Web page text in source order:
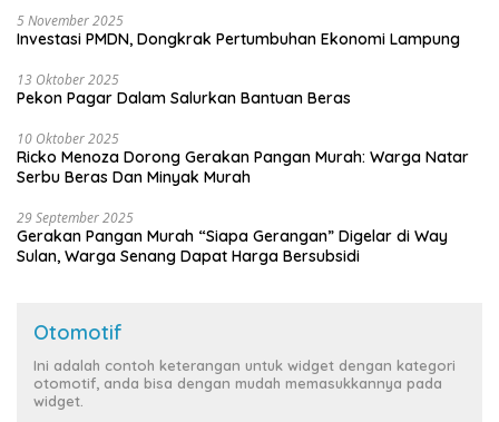
5 November 2025
Investasi PMDN, Dongkrak Pertumbuhan Ekonomi Lampung
13 Oktober 2025
Pekon Pagar Dalam Salurkan Bantuan Beras
10 Oktober 2025
Ricko Menoza Dorong Gerakan Pangan Murah: Warga Natar
Serbu Beras Dan Minyak Murah
29 September 2025
Gerakan Pangan Murah “Siapa Gerangan” Digelar di Way
Sulan, Warga Senang Dapat Harga Bersubsidi
Otomotif
Ini adalah contoh keterangan untuk widget dengan kategori
otomotif, anda bisa dengan mudah memasukkannya pada
widget.